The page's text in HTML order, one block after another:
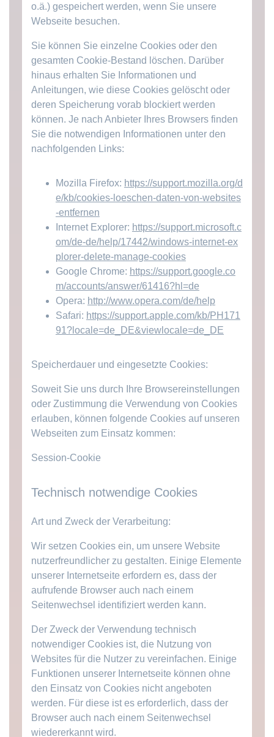
o.ä.) gespeichert werden, wenn Sie unsere
Webseite besuchen.
Sie können Sie einzelne Cookies oder den
gesamten Cookie-Bestand löschen. Darüber
hinaus erhalten Sie Informationen und
Anleitungen, wie diese Cookies gelöscht oder
deren Speicherung vorab blockiert werden
können. Je nach Anbieter Ihres Browsers finden
Sie die notwendigen Informationen unter den
nachfolgenden Links:
Mozilla Firefox: https://support.mozilla.org/d
e/kb/cookies-loeschen-daten-von-websites
-entfernen
Internet Explorer: https://support.microsoft.c
om/de-de/help/17442/windows-internet-ex
plorer-delete-manage-cookies
Google Chrome: https://support.google.co
m/accounts/answer/61416?hl=de
Opera: http://www.opera.com/de/help
Safari: https://support.apple.com/kb/PH171
91?locale=de_DE&viewlocale=de_DE
Speicherdauer und eingesetzte Cookies:
Soweit Sie uns durch Ihre Browsereinstellungen
oder Zustimmung die Verwendung von Cookies
erlauben, können folgende Cookies auf unseren
Webseiten zum Einsatz kommen:
Session-Cookie
Technisch notwendige Cookies
Art und Zweck der Verarbeitung:
Wir setzen Cookies ein, um unsere Website
nutzerfreundlicher zu gestalten. Einige Elemente
unserer Internetseite erfordern es, dass der
aufrufende Browser auch nach einem
Seitenwechsel identifiziert werden kann.
Der Zweck der Verwendung technisch
notwendiger Cookies ist, die Nutzung von
Websites für die Nutzer zu vereinfachen. Einige
Funktionen unserer Internetseite können ohne
den Einsatz von Cookies nicht angeboten
werden. Für diese ist es erforderlich, dass der
Browser auch nach einem Seitenwechsel
wiedererkannt wird.